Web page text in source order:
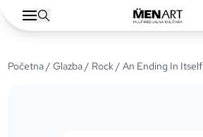
Početna/Glazba/ Rock/ An Ending In Itself